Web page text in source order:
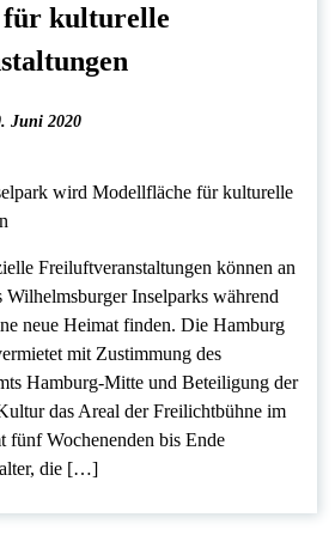
kulturelle
Juni 2020
Freiluftveranstaltungen können an
Wilhelmsburger Inselparks während
neue Heimat finden. Die Hamburg
mit Zustimmung des
Hamburg-Mitte und Beteiligung der
das Areal der Freilichtbühne im
fünf Wochenenden bis Ende
die […]